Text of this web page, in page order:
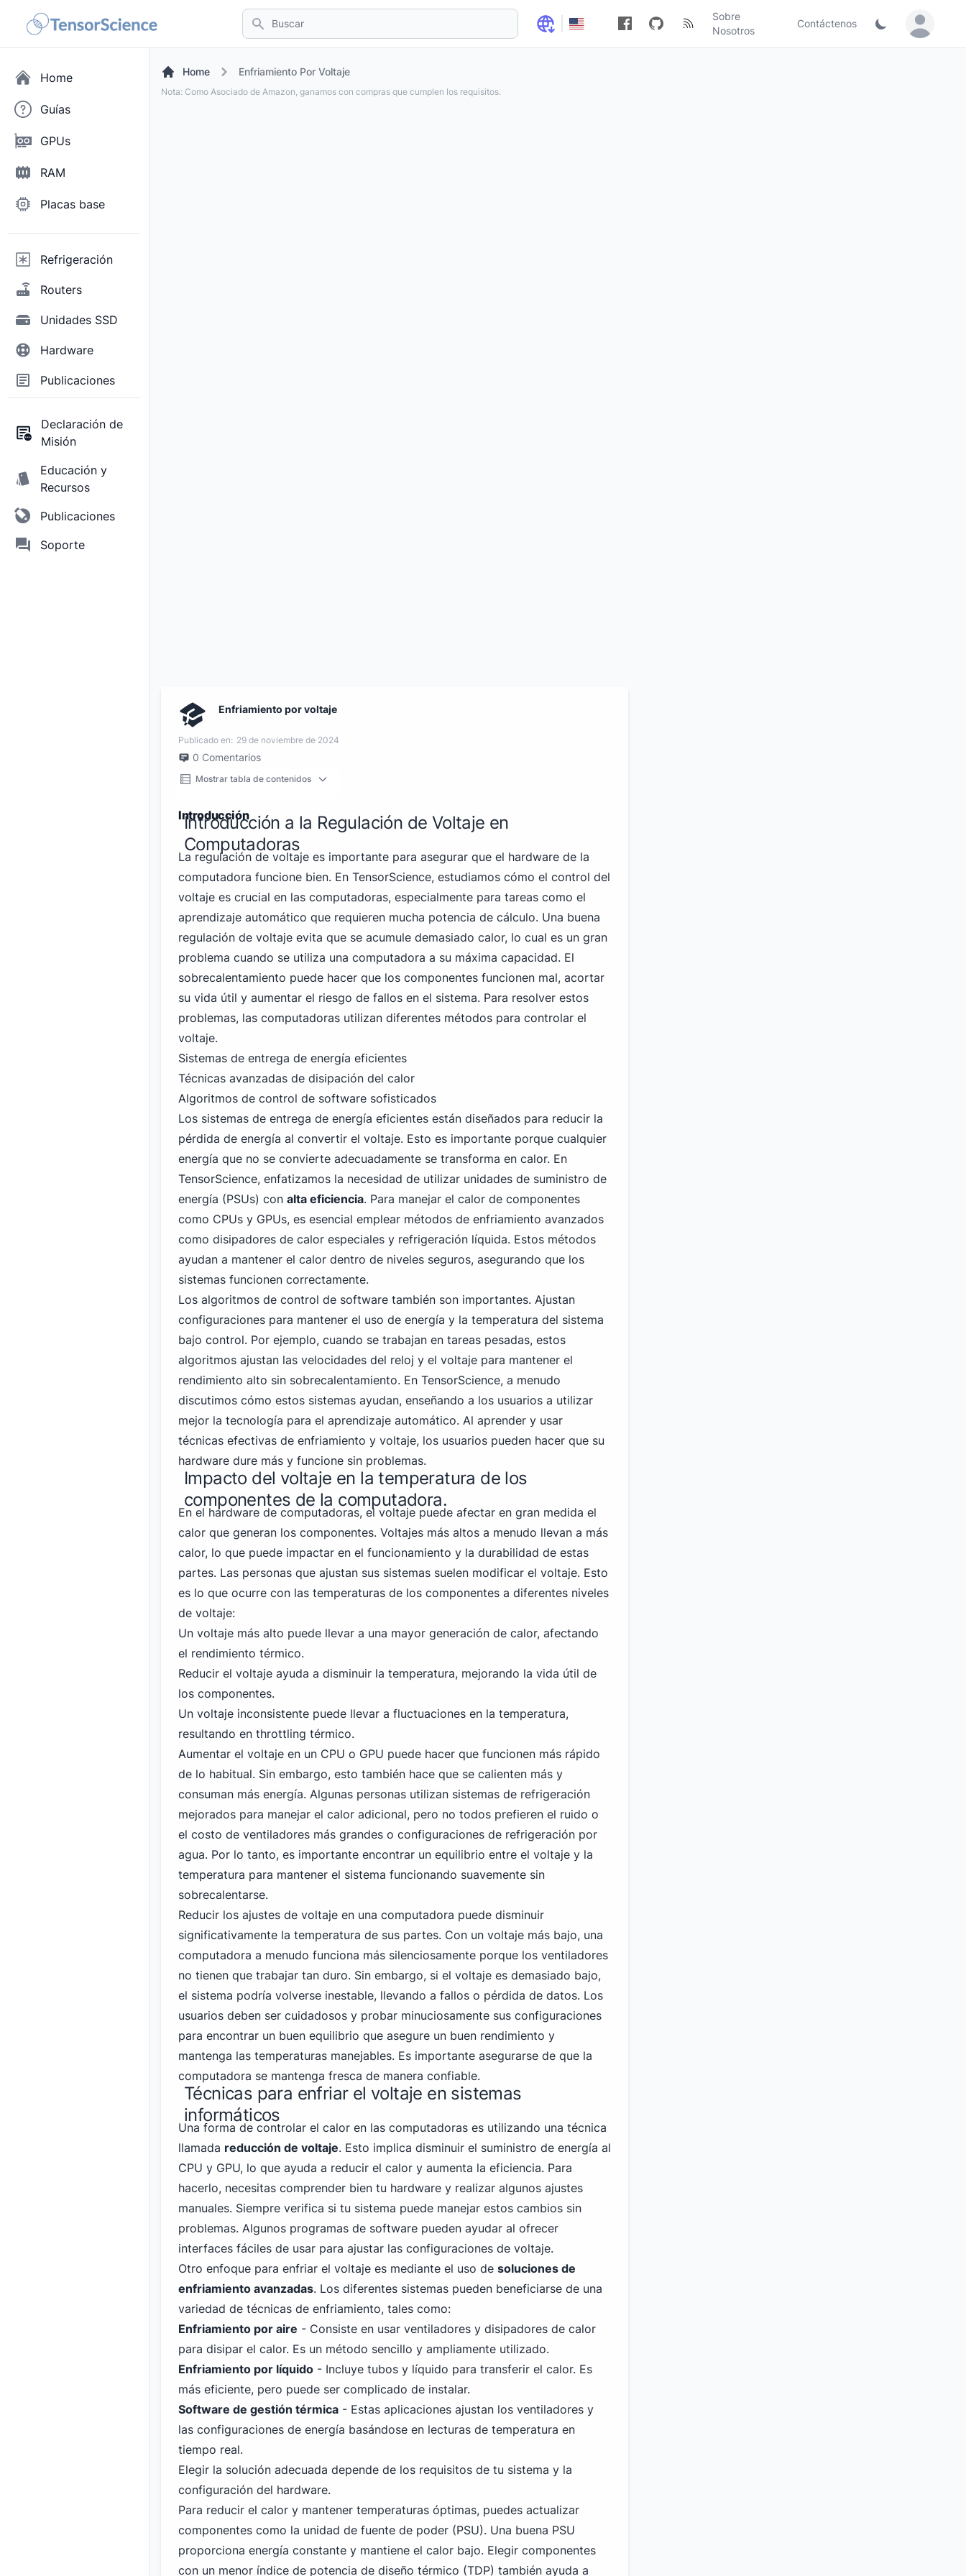
Buscar
Sobre
Nosotros
Contáctenos Sign in /
Home
Guías
GPUs
RAM
Placas base
Refrigeración
Routers
Unidades SSD
Hardware
Publicaciones
Declaración de
Misión
Educación y
Recursos
Publicaciones
Soporte
Home Enfriamiento Por Voltaje
Nota: Como Asociado de Amazon, ganamos con compras que cumplen los requisitos.
Enfriamiento por voltaje
Publicado en: 29 de noviembre de 2024
0 Comentarios
Mostrar tabla de contenidos
Introducción
Introducción a la Regulación de Voltaje en
Computadoras
La regulación de voltaje es importante para asegurar que el hardware de la
computadora funcione bien. En TensorScience, estudiamos cómo el control del
voltaje es crucial en las computadoras, especialmente para tareas como el
aprendizaje automático que requieren mucha potencia de cálculo. Una buena
regulación de voltaje evita que se acumule demasiado calor, lo cual es un gran
problema cuando se utiliza una computadora a su máxima capacidad. El
sobrecalentamiento puede hacer que los componentes funcionen mal, acortar
su vida útil y aumentar el riesgo de fallos en el sistema. Para resolver estos
problemas, las computadoras utilizan diferentes métodos para controlar el
voltaje.
Sistemas de entrega de energía eficientes
Técnicas avanzadas de disipación del calor
Algoritmos de control de software sofisticados
Los sistemas de entrega de energía eficientes están diseñados para reducir la
pérdida de energía al convertir el voltaje. Esto es importante porque cualquier
energía que no se convierte adecuadamente se transforma en calor. En
TensorScience, enfatizamos la necesidad de utilizar unidades de suministro de
energía (PSUs) con alta eficiencia. Para manejar el calor de componentes
como CPUs y GPUs, es esencial emplear métodos de enfriamiento avanzados
como disipadores de calor especiales y refrigeración líquida. Estos métodos
ayudan a mantener el calor dentro de niveles seguros, asegurando que los
sistemas funcionen correctamente.
Los algoritmos de control de software también son importantes. Ajustan
configuraciones para mantener el uso de energía y la temperatura del sistema
bajo control. Por ejemplo, cuando se trabajan en tareas pesadas, estos
algoritmos ajustan las velocidades del reloj y el voltaje para mantener el
rendimiento alto sin sobrecalentamiento. En TensorScience, a menudo
discutimos cómo estos sistemas ayudan, enseñando a los usuarios a utilizar
mejor la tecnología para el aprendizaje automático. Al aprender y usar
técnicas efectivas de enfriamiento y voltaje, los usuarios pueden hacer que su
hardware dure más y funcione sin problemas.
Impacto del voltaje en la temperatura de los
componentes de la computadora.
En el hardware de computadoras, el voltaje puede afectar en gran medida el
calor que generan los componentes. Voltajes más altos a menudo llevan a más
calor, lo que puede impactar en el funcionamiento y la durabilidad de estas
partes. Las personas que ajustan sus sistemas suelen modificar el voltaje. Esto
es lo que ocurre con las temperaturas de los componentes a diferentes niveles
de voltaje:
Un voltaje más alto puede llevar a una mayor generación de calor, afectando
el rendimiento térmico.
Reducir el voltaje ayuda a disminuir la temperatura, mejorando la vida útil de
los componentes.
Un voltaje inconsistente puede llevar a fluctuaciones en la temperatura,
resultando en throttling térmico.
Aumentar el voltaje en un CPU o GPU puede hacer que funcionen más rápido
de lo habitual. Sin embargo, esto también hace que se calienten más y
consuman más energía. Algunas personas utilizan sistemas de refrigeración
mejorados para manejar el calor adicional, pero no todos prefieren el ruido o
el costo de ventiladores más grandes o configuraciones de refrigeración por
agua. Por lo tanto, es importante encontrar un equilibrio entre el voltaje y la
temperatura para mantener el sistema funcionando suavemente sin
sobrecalentarse.
Reducir los ajustes de voltaje en una computadora puede disminuir
significativamente la temperatura de sus partes. Con un voltaje más bajo, una
computadora a menudo funciona más silenciosamente porque los ventiladores
no tienen que trabajar tan duro. Sin embargo, si el voltaje es demasiado bajo,
el sistema podría volverse inestable, llevando a fallos o pérdida de datos. Los
usuarios deben ser cuidadosos y probar minuciosamente sus configuraciones
para encontrar un buen equilibrio que asegure un buen rendimiento y
mantenga las temperaturas manejables. Es importante asegurarse de que la
computadora se mantenga fresca de manera confiable.
Técnicas para enfriar el voltaje en sistemas
informáticos
Una forma de controlar el calor en las computadoras es utilizando una técnica
llamada reducción de voltaje. Esto implica disminuir el suministro de energía al
CPU y GPU, lo que ayuda a reducir el calor y aumenta la eficiencia. Para
hacerlo, necesitas comprender bien tu hardware y realizar algunos ajustes
manuales. Siempre verifica si tu sistema puede manejar estos cambios sin
problemas. Algunos programas de software pueden ayudar al ofrecer
interfaces fáciles de usar para ajustar las configuraciones de voltaje.
Otro enfoque para enfriar el voltaje es mediante el uso de soluciones de
enfriamiento avanzadas. Los diferentes sistemas pueden beneficiarse de una
variedad de técnicas de enfriamiento, tales como:
Enfriamiento por aire - Consiste en usar ventiladores y disipadores de calor
para disipar el calor. Es un método sencillo y ampliamente utilizado.
Enfriamiento por líquido - Incluye tubos y líquido para transferir el calor. Es
más eficiente, pero puede ser complicado de instalar.
Software de gestión térmica - Estas aplicaciones ajustan los ventiladores y
las configuraciones de energía basándose en lecturas de temperatura en
tiempo real.
Elegir la solución adecuada depende de los requisitos de tu sistema y la
configuración del hardware.
Para reducir el calor y mantener temperaturas óptimas, puedes actualizar
componentes como la unidad de fuente de poder (PSU). Una buena PSU
proporciona energía constante y mantiene el calor bajo. Elegir componentes
con un menor índice de potencia de diseño térmico (TDP) también ayuda a